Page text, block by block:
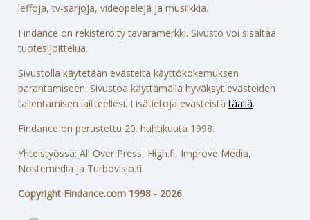
leffoja, tv-sarjoja, videopelejä ja musiikkia.
Findance on rekisteröity tavaramerkki. Sivusto voi sisältää
tuotesijoittelua.
Sivustolla käytetään evästeitä käyttökokemuksen
parantamiseen. Sivustoa käyttämällä hyväksyt evästeiden
tallentamisen laitteellesi. Lisätietoja evästeistätäällä.
Findance on perustettu 20. huhtikuuta 1998.
Yhteistyössä: All Over Press, High.fi, Improve Media,
Nostemedia ja Turbovisio.fi.
Copyright Findance.com 1998 - 2026